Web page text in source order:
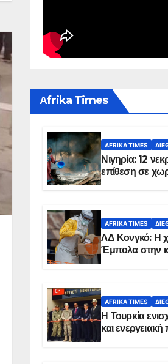
Αfrika Times
AFRIKA TIMES
Νιγηρία: 12
επίθεση σε
AFRIKA TIMES
ΛΔ Κονγκό: Η
Έμπολα στην
AFRIKA TIMES
Η Τουρκία
και